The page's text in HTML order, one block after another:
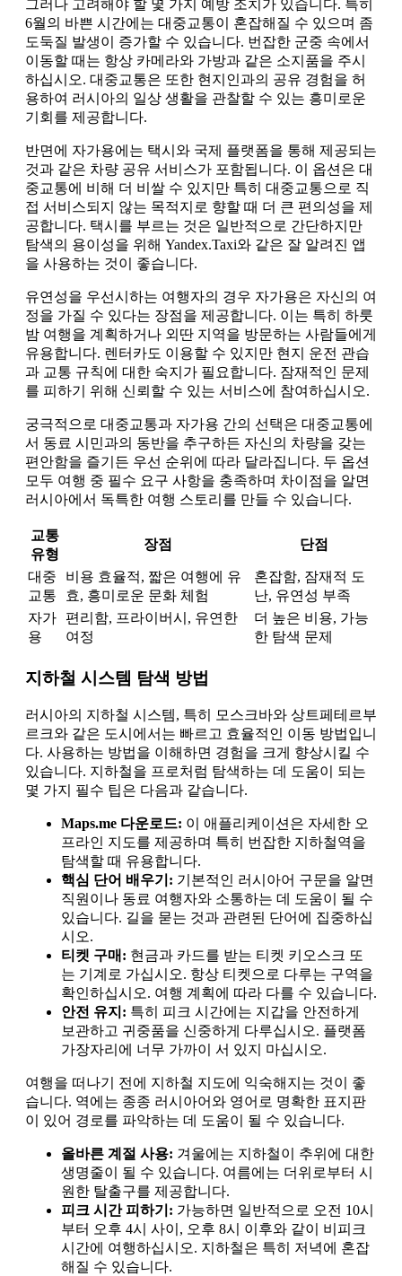
그러나 고려해야 할 몇 가지 예방 조치가 있습니다. 특히
6월의 바쁜 시간에는 대중교통이 혼잡해질 수 있으며 좀
도둑질 발생이 증가할 수 있습니다. 번잡한 군중 속에서
이동할 때는 항상 카메라와 가방과 같은 소지품을 주시
하십시오. 대중교통은 또한 현지인과의 공유 경험을 허
용하여 러시아의 일상 생활을 관찰할 수 있는 흥미로운
기회를 제공합니다.
반면에 자가용에는 택시와 국제 플랫폼을 통해 제공되는
것과 같은 차량 공유 서비스가 포함됩니다. 이 옵션은 대
중교통에 비해 더 비쌀 수 있지만 특히 대중교통으로 직
접 서비스되지 않는 목적지로 향할 때 더 큰 편의성을 제
공합니다. 택시를 부르는 것은 일반적으로 간단하지만
탐색의 용이성을 위해 Yandex.Taxi와 같은 잘 알려진 앱
을 사용하는 것이 좋습니다.
유연성을 우선시하는 여행자의 경우 자가용은 자신의 여
정을 가질 수 있다는 장점을 제공합니다. 이는 특히 하룻
밤 여행을 계획하거나 외딴 지역을 방문하는 사람들에게
유용합니다. 렌터카도 이용할 수 있지만 현지 운전 관습
과 교통 규칙에 대한 숙지가 필요합니다. 잠재적인 문제
를 피하기 위해 신뢰할 수 있는 서비스에 참여하십시오.
궁극적으로 대중교통과 자가용 간의 선택은 대중교통에
서 동료 시민과의 동반을 추구하든 자신의 차량을 갖는
편안함을 즐기든 우선 순위에 따라 달라집니다. 두 옵션
모두 여행 중 필수 요구 사항을 충족하며 차이점을 알면
러시아에서 독특한 여행 스토리를 만들 수 있습니다.
교통
유형
장점 단점
대중
교통
비용 효율적, 짧은 여행에 유
효, 흥미로운 문화 체험
혼잡함, 잠재적 도
난, 유연성 부족
자가
용
편리함, 프라이버시, 유연한
여정
더 높은 비용, 가능
한 탐색 문제
지하철 시스템 탐색 방법
러시아의 지하철 시스템, 특히 모스크바와 상트페테르부
르크와 같은 도시에서는 빠르고 효율적인 이동 방법입니
다. 사용하는 방법을 이해하면 경험을 크게 향상시킬 수
있습니다. 지하철을 프로처럼 탐색하는 데 도움이 되는
몇 가지 필수 팁은 다음과 같습니다.
Maps.me 다운로드: 이 애플리케이션은 자세한 오
프라인 지도를 제공하며 특히 번잡한 지하철역을
탐색할 때 유용합니다.
핵심 단어 배우기: 기본적인 러시아어 구문을 알면
직원이나 동료 여행자와 소통하는 데 도움이 될 수
있습니다. 길을 묻는 것과 관련된 단어에 집중하십
시오.
티켓 구매: 현금과 카드를 받는 티켓 키오스크 또
는 기계로 가십시오. 항상 티켓으로 다루는 구역을
확인하십시오. 여행 계획에 따라 다를 수 있습니다.
안전 유지: 특히 피크 시간에는 지갑을 안전하게
보관하고 귀중품을 신중하게 다루십시오. 플랫폼
가장자리에 너무 가까이 서 있지 마십시오.
여행을 떠나기 전에 지하철 지도에 익숙해지는 것이 좋
습니다. 역에는 종종 러시아어와 영어로 명확한 표지판
이 있어 경로를 파악하는 데 도움이 될 수 있습니다.
올바른 계절 사용: 겨울에는 지하철이 추위에 대한
생명줄이 될 수 있습니다. 여름에는 더위로부터 시
원한 탈출구를 제공합니다.
피크 시간 피하기: 가능하면 일반적으로 오전 10시
부터 오후 4시 사이, 오후 8시 이후와 같이 비피크
시간에 여행하십시오. 지하철은 특히 저녁에 혼잡
해질 수 있습니다.